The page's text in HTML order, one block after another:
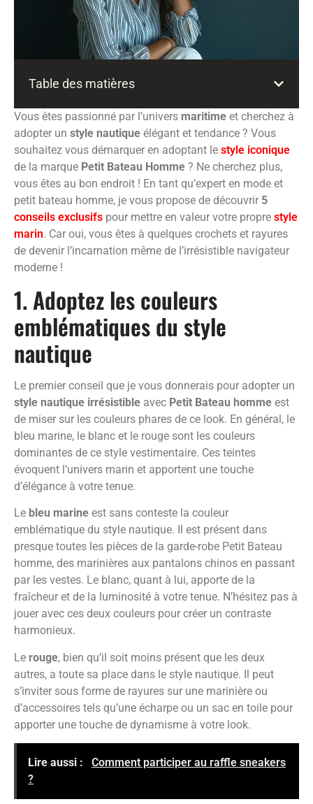
Table des matières
Vous êtes passionné par l’univers maritime et cherchez à
adopter un style nautique élégant et tendance ? Vous
souhaitez vous démarquer en adoptant le style iconique
de la marque Petit Bateau Homme ? Ne cherchez plus,
vous êtes au bon endroit ! En tant qu’expert en mode et
petit bateau homme, je vous propose de découvrir 5
conseils exclusifs pour mettre en valeur votre propre style
marin. Car oui, vous êtes à quelques crochets et rayures
de devenir l’incarnation même de l’irrésistible navigateur
moderne !
1. Adoptez les couleurs
emblématiques du style
nautique
Le premier conseil que je vous donnerais pour adopter un
style nautique irrésistible avec Petit Bateau homme est
de miser sur les couleurs phares de ce look. En général, le
bleu marine, le blanc et le rouge sont les couleurs
dominantes de ce style vestimentaire. Ces teintes
évoquent l’univers marin et apportent une touche
d’élégance à votre tenue.
Le bleu marine est sans conteste la couleur
emblématique du style nautique. Il est présent dans
presque toutes les pièces de la garde-robe Petit Bateau
homme, des marinières aux pantalons chinos en passant
par les vestes. Le blanc, quant à lui, apporte de la
fraîcheur et de la luminosité à votre tenue. N’hésitez pas à
jouer avec ces deux couleurs pour créer un contraste
harmonieux.
Le rouge, bien qu’il soit moins présent que les deux
autres, a toute sa place dans le style nautique. Il peut
s’inviter sous forme de rayures sur une marinière ou
d’accessoires tels qu’une écharpe ou un sac en toile pour
apporter une touche de dynamisme à votre look.
Lire aussi :
Comment participer au raffle sneakers
?